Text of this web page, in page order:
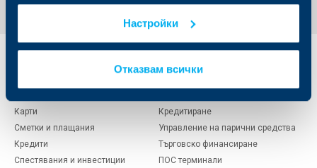
Настройки
Отказвам всички
Карти
Сметки и плащания
Кредити
Спестявания и инвестиции
Бизнес
Кредитиране
Управление на парични средства
Търговско финансиране
ПОС терминали